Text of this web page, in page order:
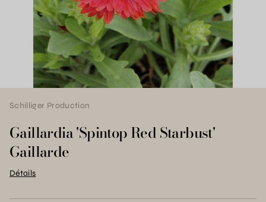
Schilliger Production
Gaillardia 'Spintop Red Starbust'
Gaillarde
Détails